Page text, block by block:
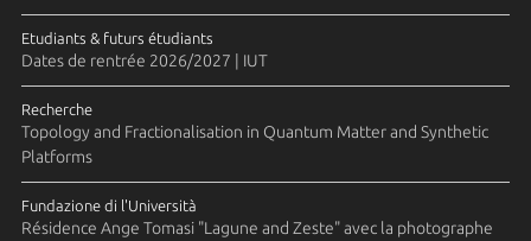
Etudiants & futurs étudiants
Dates de rentrée 2026/2027 | IUT
Recherche
Topology and Fractionalisation in Quantum Matter and Synthetic
Platforms
Fundazione di l'Università
Résidence Ange Tomasi "Lagune and Zeste" avec la photographe